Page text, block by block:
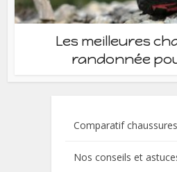
Les meilleures
randonnée
Comparatif
Nos conseils et